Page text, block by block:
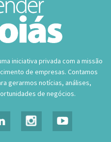
iniciativa privada com a missão
de empresas. Contamos
gerarmos notícias, análises,
de negócios.